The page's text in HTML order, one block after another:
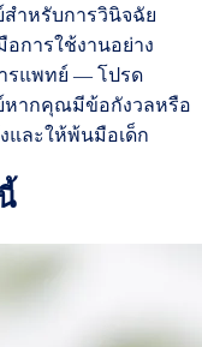
สำหรับการวินิจฉัย
การใช้งานอย่าง
รแพทย์ — โปรด
หากคุณมีข้อกังวลหรือ
และให้พ้นมือเด็ก